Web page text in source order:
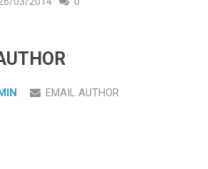
EMAIL AUTHOR